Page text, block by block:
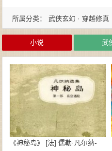
所属分类： 武侠玄幻 · 穿越修真
小说 武
《神秘岛》 [法] 儒勒·凡尔纳-